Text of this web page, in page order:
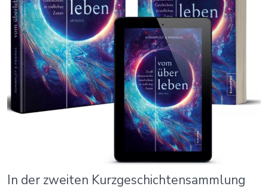
In der zweiten Kurzgeschichtensammlung